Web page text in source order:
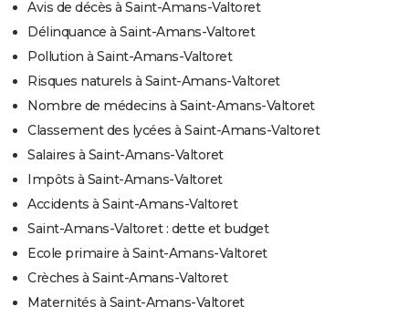
Avis de décès à Saint-Amans-Valtoret
Délinquance à Saint-Amans-Valtoret
Pollution à Saint-Amans-Valtoret
Risques naturels à Saint-Amans-Valtoret
Nombre de médecins à Saint-Amans-Valtoret
Classement des lycées à Saint-Amans-Valtoret
Salaires à Saint-Amans-Valtoret
Impôts à Saint-Amans-Valtoret
Accidents à Saint-Amans-Valtoret
Saint-Amans-Valtoret : dette et budget
Ecole primaire à Saint-Amans-Valtoret
Crèches à Saint-Amans-Valtoret
Maternités à Saint-Amans-Valtoret